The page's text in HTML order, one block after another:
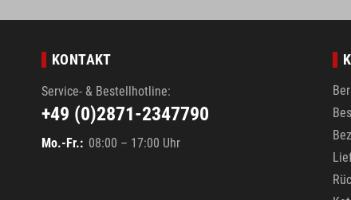
KONTAKT
Service- & Bestellhotline:
+49 (0)2871-2347790
Mo.-Fr.: 08:00 – 17:00 Uhr